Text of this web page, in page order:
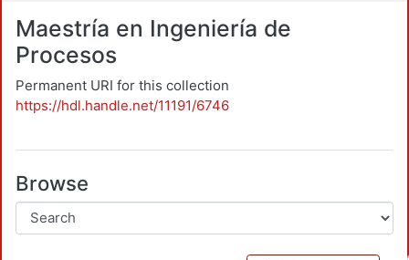
Maestría en Ingeniería de
Procesos
Permanent URI for this collection
https://hdl.handle.net/11191/6746
Browse